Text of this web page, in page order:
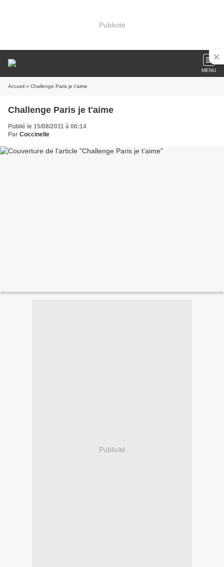
Publicité
MENU
Accueil » Challenge Paris je t'aime
Challenge Paris je t'aime
Publié le 15/08/2011 à 06:14
Par Coccinelle
Publicité